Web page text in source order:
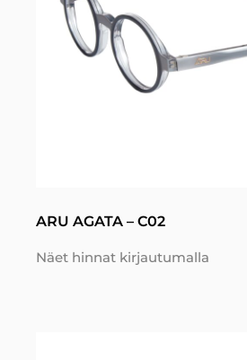
ARU AGATA – C02
Näet hinnat kirjautumalla